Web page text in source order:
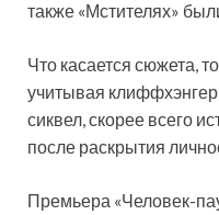
также «Мстителях»
Что касается сюжета,
учитывая
сиквел, скорее всего
после раскрытия
Премьера «Человек-